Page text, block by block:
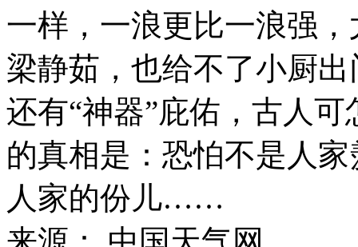
一样，一浪更比一浪强
梁静茹，也给不了小厨
还有“神器”庇佑，古人
的真相是：恐怕不是人
人家的份儿……